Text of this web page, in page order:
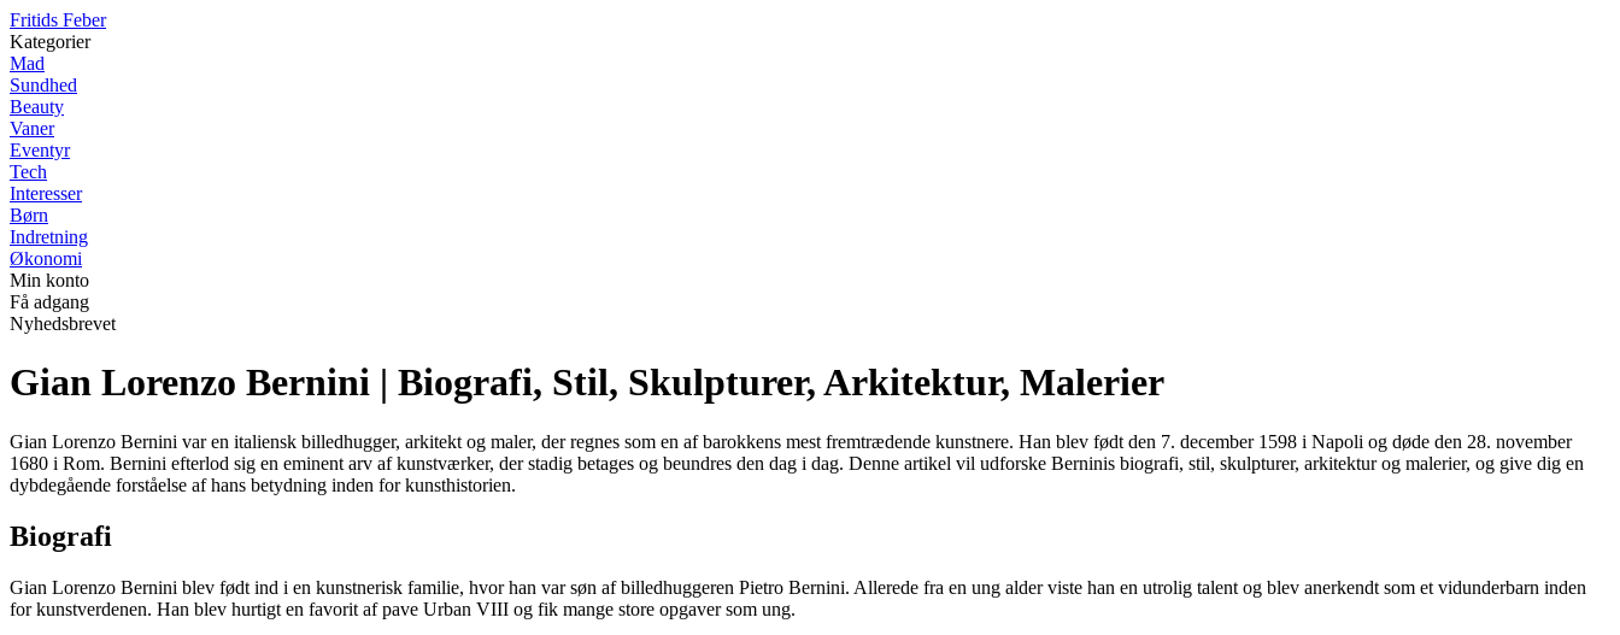
Fritids Feber
Kategorier
Mad
Sundhed
Beauty
Vaner
Eventyr
Tech
Interesser
Børn
Indretning
Økonomi
Min konto
Få adgang
Nyhedsbrevet
Gian Lorenzo Bernini | Biografi, Stil, Skulpturer, Arkitektur, Malerier
Gian Lorenzo Bernini var en italiensk billedhugger, arkitekt og maler, der regnes som en af ​​barokkens mest fremtrædende kunstnere. Han blev født den 7. december 1598 i Napoli og døde den 28. november
1680 i Rom. Bernini efterlod sig en eminent arv af kunstværker, der stadig betages og beundres den dag i dag. Denne artikel vil udforske Berninis biografi, stil, skulpturer, arkitektur og malerier, og give dig en
dybdegående forståelse af hans betydning inden for kunsthistorien.
Biografi
Gian Lorenzo Bernini blev født ind i en kunstnerisk familie, hvor han var søn af billedhuggeren Pietro Bernini. Allerede fra en ung alder viste han en utrolig talent og blev anerkendt som et vidunderbarn inden
for kunstverdenen. Han blev hurtigt en favorit af pave Urban VIII og fik mange store opgaver som ung.